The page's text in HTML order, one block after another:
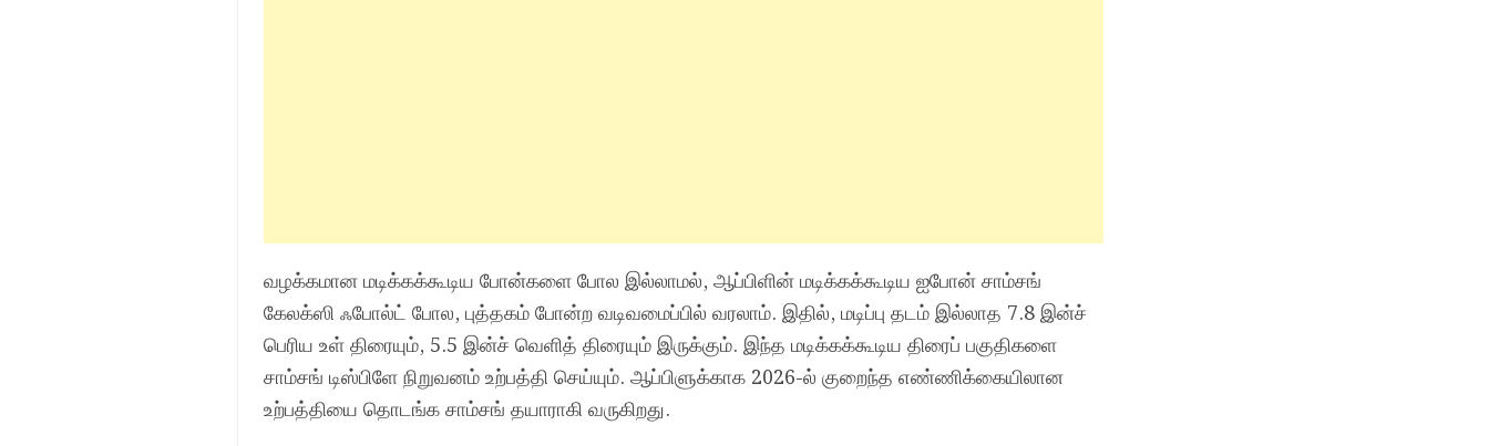
வழக்கமான மடிக்கக்கூடிய போன்களை போல இல்லாமல், ஆப்பிளின் மடிக்கக்கூடிய ஐபோன் சாம்சங்
கேலக்ஸி ஃபோல்ட் போல, புத்தகம் போன்ற வடிவமைப்பில் வரலாம். இதில், மடிப்பு தடம் இல்லாத 7.8 இன்ச்
பெரிய உள் திரையும், 5.5 இன்ச் வெளித் திரையும் இருக்கும். இந்த மடிக்கக்கூடிய திரைப் பகுதிகளை
சாம்சங் டிஸ்பிளே நிறுவனம் உற்பத்தி செய்யும். ஆப்பிளுக்காக 2026-ல் குறைந்த எண்ணிக்கையிலான
உற்பத்தியை தொடங்க சாம்சங் தயாராகி வருகிறது.